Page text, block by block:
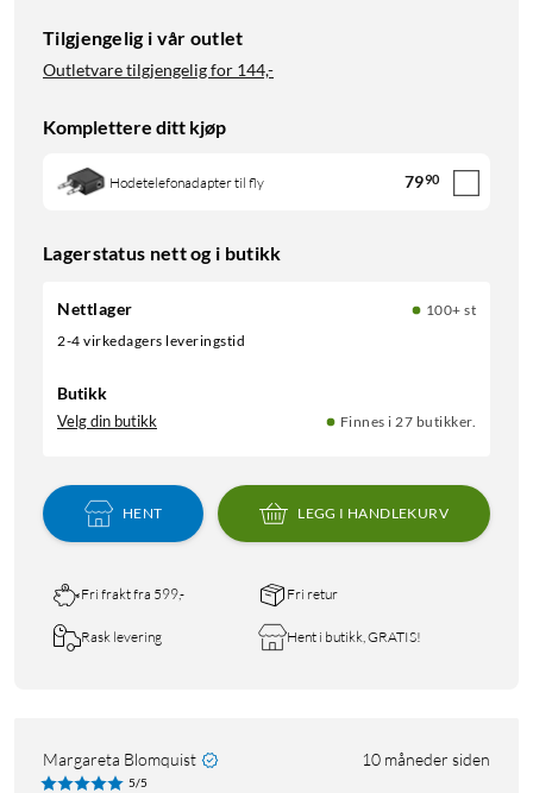
Tilgjengelig i vår outlet
Outletvare tilgjengelig for 144,-
Komplettere ditt kjøp
Hodetelefonadapter til fly 7990
Lagerstatus nett og i butikk
Nettlager
100+ st
2-4 virkedagers leveringstid
Butikk
Velg din butikk Finnes i 27 butikker.
HENT LEGG I HANDLEKURV
Fri frakt fra 599,- Fri retur
Rask levering Hent i butikk, GRATIS!
Margareta Blomquist 10 måneder siden
5/5